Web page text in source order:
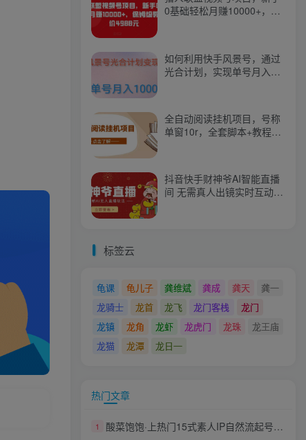
0基础轻松月赚10000+，保
如何利用快手风景号，通过
光合计划，实现单号月入
全自动阅读挂机项目，号称
单窗10r，全套脚本+教程，
抖音快手财神爷AI智能直播
间 无需真人出镜实时互动
标签云
龟课 龟儿子 龚维斌 龚成 龚天
龚一
龙骑士
龙首 龙飞 龙门客栈
龙门
龙镇
龙角 龙虾 龙虎门 龙珠
龙王庙
龙猫
龙潭 龙日一
热门文章
1 酸菜饱饱·上热门15式素人IP自然流起号，熟练掌握15种自然流起号方法，了解抖音博主起号的流量密码